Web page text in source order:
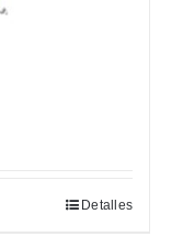
Detalles